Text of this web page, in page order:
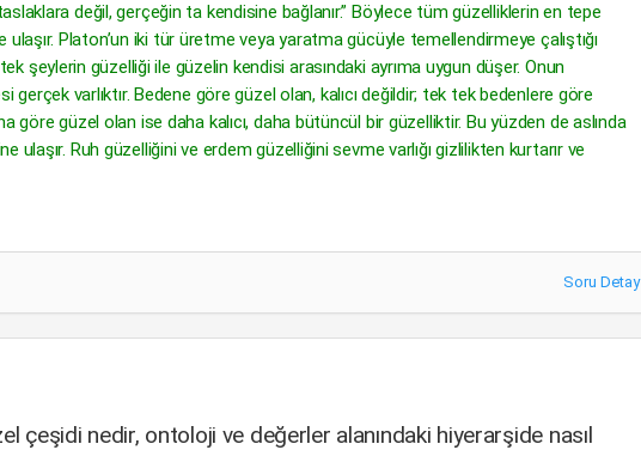
değil, gerçeğin ta kendisine bağlanır.” Böylece tüm güzelliklerin en tepe
Platon’un iki tür üretme veya yaratma gücüyle temellendirmeye çalıştığı
şeylerin güzelliği ile güzelin kendisi arasındaki ayrıma uygun düşer. Onun
varlıktır. Bedene göre güzel olan, kalıcı değildir; tek tek bedenlere göre
göre güzel olan ise daha kalıcı, daha bütüncül bir güzelliktir. Bu yüzden de aslında
ulaşır. Ruh güzelliğini ve erdem güzelliğini sevme varlığı gizlilikten kurtarır ve
Soru Detay
çeşidi nedir, ontoloji ve değerler alanındaki hiyerarşide nasıl